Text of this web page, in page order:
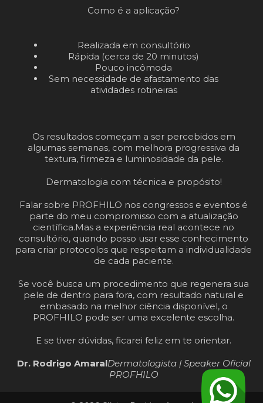
Como é a aplicação?
Realizada em consultório
Rápida (cerca de 20 minutos)
Pouco incômoda
Sem necessidade de afastamento das
atividades rotineiras
Os resultados começam a ser percebidos em
algumas semanas, com melhora progressiva da
textura, firmeza e luminosidade da pele.
Dermatologia com técnica e propósito!
Falar sobre PROFHILO nos congressos e eventos é
parte do meu compromisso com a atualização
científica.Mas a experiência real acontece no
consultório, quando posso usar esse conhecimento
para criar protocolos que respeitam a individualidade
de cada paciente.
Se você busca um procedimento que regenera sua
pele de dentro para fora, com resultado natural e
embasado na melhor ciência disponível, o
PROFHILO pode ser uma excelente escolha.
E se tiver dúvidas, ficarei feliz em te orientar.
Dr. Rodrigo AmaralDermatologista | Speaker Oficial
PROFHILO